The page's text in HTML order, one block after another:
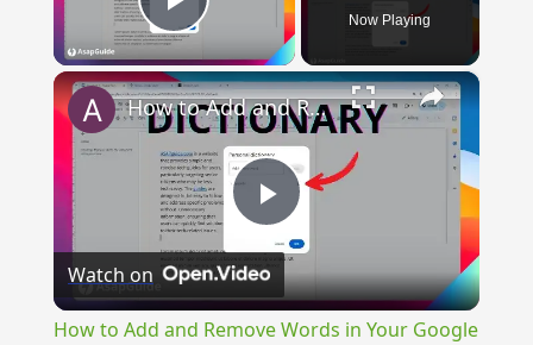
Play Video Now Playing
×
Play
Video
How to Add and Remove Words in Your Google Docs Personal Dictionary
Watch on
How to Add and Remove Words in Your Google